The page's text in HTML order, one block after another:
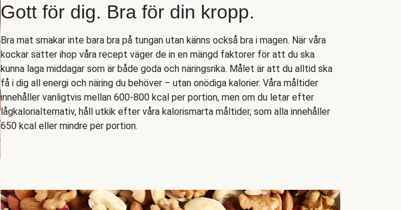
Gott för dig. Bra för din kropp.
Bra mat smakar inte bara bra på tungan utan känns också bra i magen. När våra
kockar sätter ihop våra recept väger de in en mängd faktorer för att du ska
kunna laga middagar som är både goda och näringsrika. Målet är att du alltid ska
få i dig all energi och näring du behöver – utan onödiga kalorier. Våra måltider
innehåller vanligtvis mellan 600-800 kcal per portion, men om du letar efter
lågkalorialternativ, håll utkik efter våra kalorismarta måltider, som alla innehåller
650 kcal eller mindre per portion.